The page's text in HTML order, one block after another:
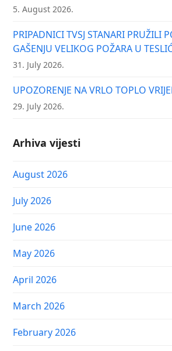
5. August 2026.
PRIPADNICI TVSJ STANARI PRUŽILI
GAŠENJU VELIKOG POŽARA U
31. July 2026.
UPOZORENJE NA VRLO TOPLO
29. July 2026.
Arhiva vijesti
August 2026
July 2026
June 2026
May 2026
April 2026
March 2026
February 2026